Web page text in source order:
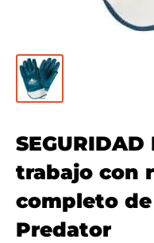
trabajo con
completo
Predator